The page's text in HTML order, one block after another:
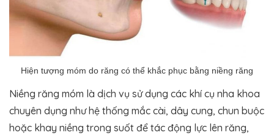
Hiện tượng móm do răng có thể khắc phục bằng niềng răng
Niềng răng móm là dịch vụ sử dụng các khí cụ nha khoa
chuyên dụng như hệ thống mắc cài, dây cung, chun buộc
hoặc khay niềng trong suốt để tác động lực lên răng,